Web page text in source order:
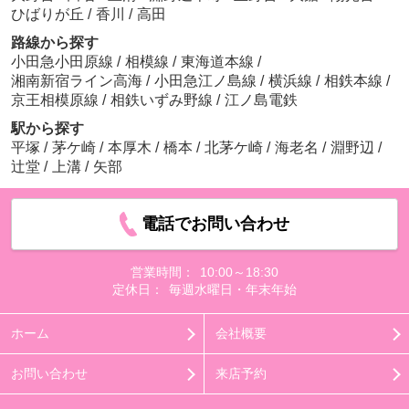
ひばりが丘 / 香川 / 高田
路線から探す
小田急小田原線 / 相模線 / 東海道本線 /
湘南新宿ライン高海 / 小田急江ノ島線 / 横浜線 / 相鉄本線 /
京王相模原線 / 相鉄いずみ野線 / 江ノ島電鉄
駅から探す
平塚 / 茅ケ崎 / 本厚木 / 橋本 / 北茅ケ崎 / 海老名 / 淵野辺 /
辻堂 / 上溝 / 矢部
電話でお問い合わせ
営業時間：
10:00～18:30
定休日：
毎週水曜日・年末年始
ホーム 会社概要
お問い合わせ 来店予約